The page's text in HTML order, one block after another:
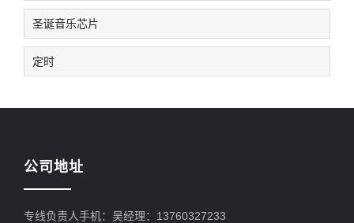
圣诞音乐芯片
定时
公司地址
专线负责人手机：吴经理：13760327233